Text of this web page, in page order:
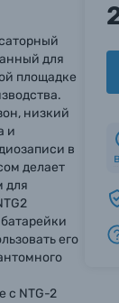
для
площадке
низкий
и
в
делает
для
его
с NTG-2
в